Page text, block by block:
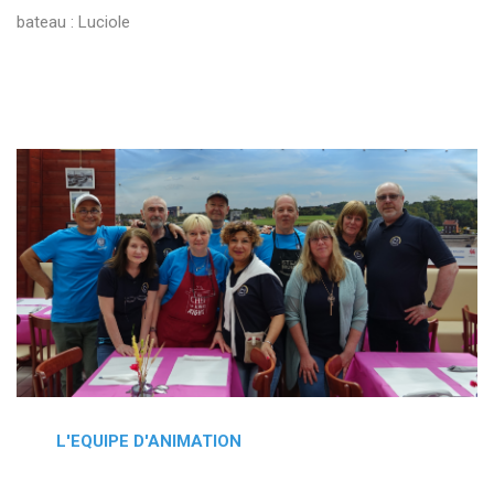
bateau : Luciole
L'EQUIPE D'ANIMATION